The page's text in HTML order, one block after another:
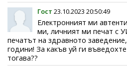
Гост 23.10.2023 20:50:49
Електронният ми
ми, личният ми печат с
печатът на здравното
години! За какъв уй ги
тогава??